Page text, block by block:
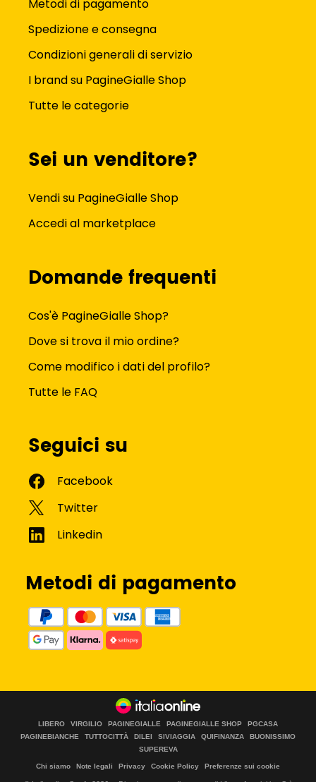
Metodi di pagamento
Spedizione e consegna
Condizioni generali di servizio
I brand su PagineGialle Shop
Tutte le categorie
Sei un venditore?
Vendi su PagineGialle Shop
Accedi al marketplace
Domande frequenti
Cos'è PagineGialle Shop?
Dove si trova il mio ordine?
Come modifico i dati del profilo?
Tutte le FAQ
Seguici su
Metodi di pagamento
LIBERO VIRGILIO PAGINEGIALLE PAGINEGIALLE SHOP
PGCASA
PAGINEBIANCHE
TUTTOCITTÀ DILEI SIVIAGGIA QUIFINANZA
BUONISSIMO
SUPEREVA
Chi siamo Note legali Privacy Cookie Policy Preferenze sui cookie